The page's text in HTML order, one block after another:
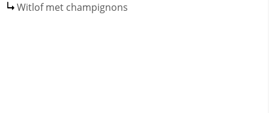
Witlof met champignons